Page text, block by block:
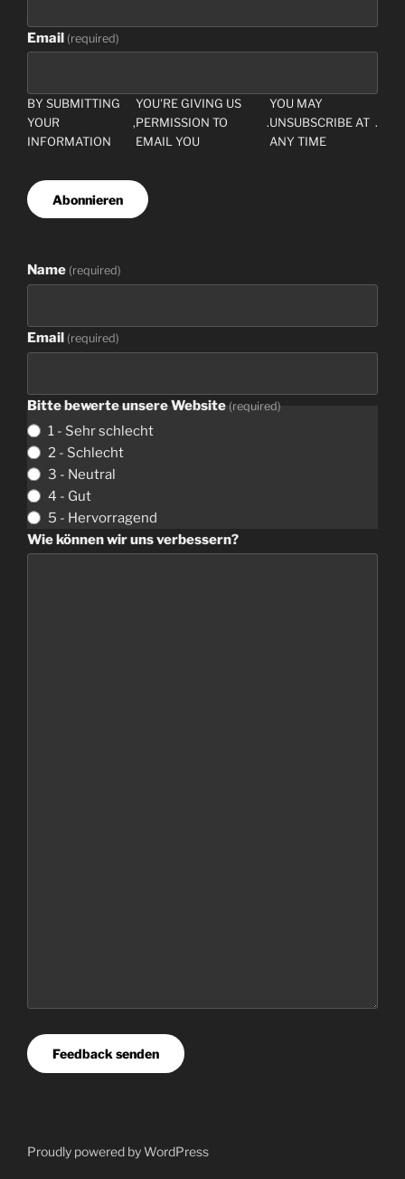
Email (required)
BY SUBMITTING
YOUR
INFORMATION
,
YOU'RE GIVING US
PERMISSION TO
EMAIL YOU
.
YOU MAY
UNSUBSCRIBE AT
ANY TIME
.
Abonnieren
Name (required)
Email (required)
Bitte bewerte unsere Website (required)
1 - Sehr schlecht
2 - Schlecht
3 - Neutral
4 - Gut
5 - Hervorragend
Wie können wir uns verbessern?
Feedback senden
Proudly powered byWordPress